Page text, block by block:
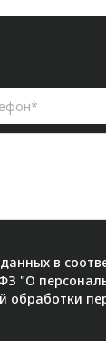
в
"О
обработки